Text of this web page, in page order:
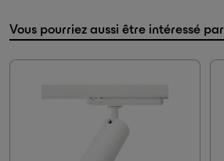
Vous pourriez aussi être intéressé par